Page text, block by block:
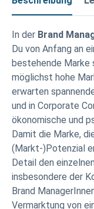
In der Brand
Du von Anfang an
bestehende Marke
möglichst hohe
erwarten
und in Corporate
ökonomische und
Damit die Marke,
(Markt-)Potenzial
Detail den
insbesondere der
Brand
Vermarktung von